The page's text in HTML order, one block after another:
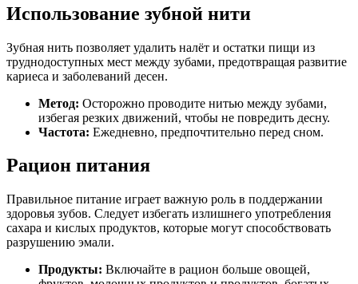
Использование зубной нити
Зубная нить позволяет удалить налёт и остатки пищи из
труднодоступных мест между зубами, предотвращая развитие
кариеса и заболеваний десен.
Метод: Осторожно проводите нитью между зубами,
избегая резких движений, чтобы не повредить десну.
Частота: Ежедневно, предпочтительно перед сном.
Рацион питания
Правильное питание играет важную роль в поддержании
здоровья зубов. Следует избегать излишнего употребления
сахара и кислых продуктов, которые могут способствовать
разрушению эмали.
Продукты: Включайте в рацион больше овощей,